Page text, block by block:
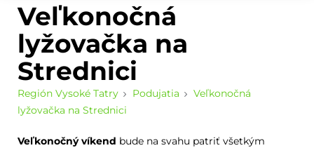
Veľkonočná
lyžovačka na
Strednici
Región Vysoké Tatry Podujatia
Veľkonočná
lyžovačka na Strednici
Veľkonočný víkend bude na svahu patriť všetkým